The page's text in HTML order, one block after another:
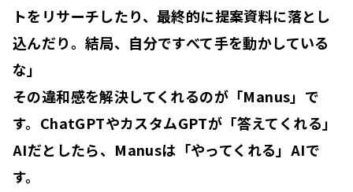
トをリサーチしたり、最終的に提案資料に落とし
込んだり。 結局、自分ですべて手を動かしている
な」
その違和感を解決してくれるのが「Manus」で
す。ChatGPTやカスタムGPTが「答えてくれる 」
AIだとしたら、Manusは「やってくれる 」AIで
す。